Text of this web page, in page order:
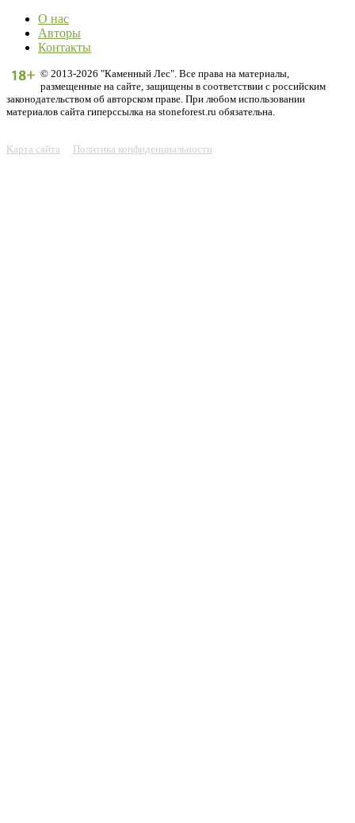
О нас
Авторы
Контакты
© 2013-2026 "Каменный Лес". Все права на материалы,
размещенные на сайте, защищены в соответствии с российским
законодательством об авторском праве. При любом использовании
материалов сайта гиперссылка на stoneforest.ru обязательна.
Карта сайта Политика конфиденциальности